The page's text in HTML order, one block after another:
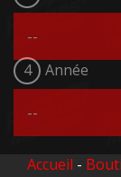
4 Année
Accueil -